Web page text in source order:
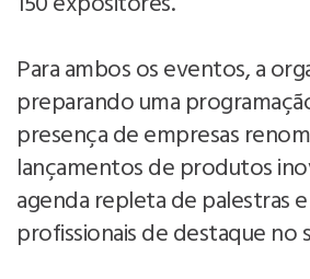
Para ambos os eventos, a
preparando uma
presença de empresas
lançamentos de produtos
agenda repleta de palestras
profissionais de destaque no